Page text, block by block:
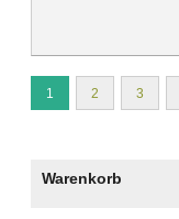
1 2 3
Warenkorb